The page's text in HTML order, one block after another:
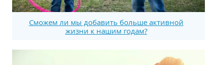
Сможем ли мы добавить больше активной
жизни к нашим годам?